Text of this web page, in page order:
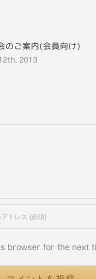
のご案内(会員向け)
2013
browser for the next